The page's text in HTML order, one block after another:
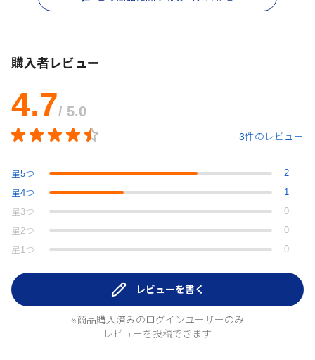
購入者レビュー
4.7/ 5.0
3件のレビュー
星5つ
2
星4つ
1
星 3つ
0
星 2つ
0
星 1つ 0
レビューを書く
※商品購入済みのログインユーザーのみ
レビューを投稿できます